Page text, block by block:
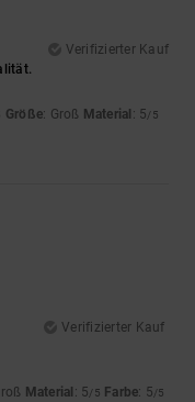
Verifizierter Kauf
Größe: Groß Material : 5/5
Verifizierter Kauf
Material : 5/5 Farbe: 5/5